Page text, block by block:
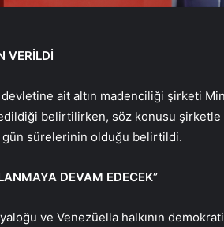
VERİLDİ
devletine ait altın madenciliği şirketi
belirtilirken, söz konusu şirketle
gün sürelerinin olduğu belirtildi.
DEVAM EDECEK”
ve Venezüella halkının